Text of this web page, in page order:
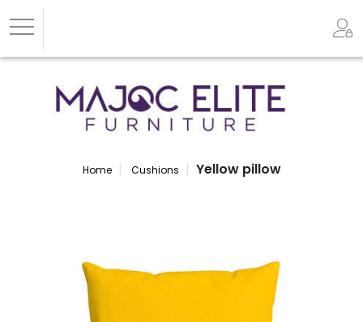
Home Cushions Yellow pillow